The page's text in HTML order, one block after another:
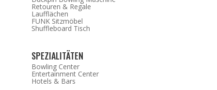
Retouren & Regale
Laufflächen
FUNK Sitzmöbel
Shuffleboard Tisch
SPEZIALITÄTEN
Bowling Center
Entertainment Center
Hotels & Bars